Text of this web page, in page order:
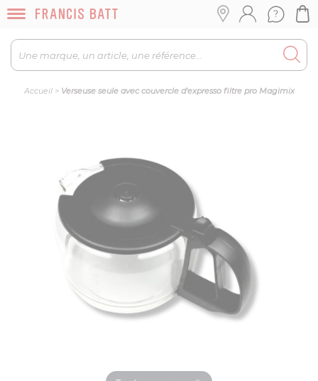
Accueil> Verseuse seule avec couvercle d'expresso filtre pro Magimix